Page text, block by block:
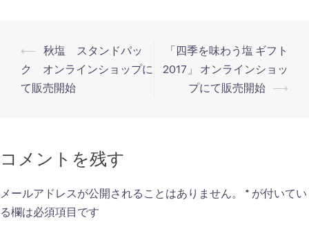
投
稿
ナ
ー
ョ
ン
⟵
秋塩 スタンドパッ
ク オンラインショップに
て販売開始
「四季を味わう塩 ギフト
2017」 オンラインショッ
プにて販売開始
⟶
コメントを残す
メールアドレスが公開されることはありません。 * が付いてい
る欄は必須項目です